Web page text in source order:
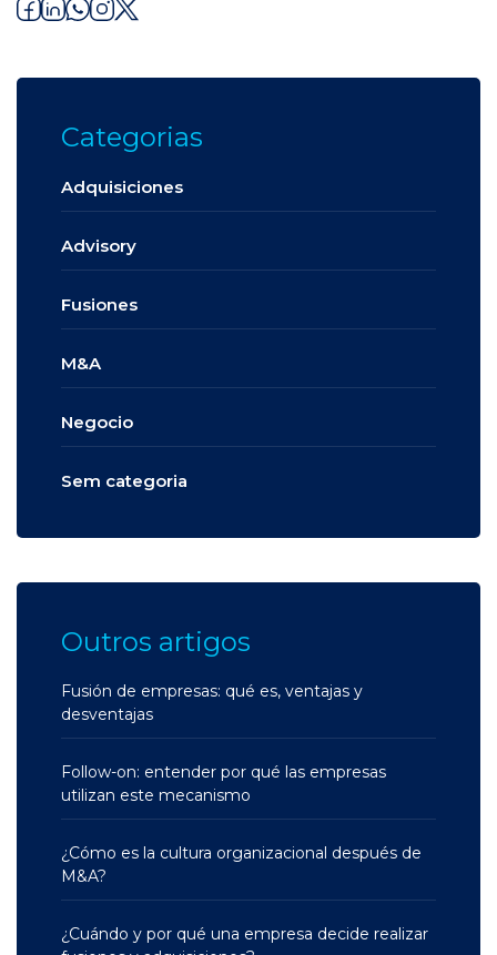
Categorias
Adquisiciones
Advisory
Fusiones
M&A
Negocio
Sem categoria
Outros artigos
Fusión de empresas: qué es, ventajas y
desventajas
Follow-on: entender por qué las empresas
utilizan este mecanismo
¿Cómo es la cultura organizacional después de
M&A?
¿Cuándo y por qué una empresa decide realizar